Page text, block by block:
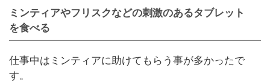
ミンティアやフリスクなどの刺激のあるタブレット
を食べる
仕事中はミンティアに助けてもらう事が多かったで
す。